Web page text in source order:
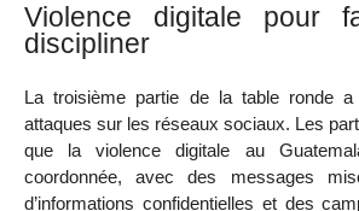
Violence digitale pour
discipliner
La troisième partie de la table ronde
attaques sur les réseaux sociaux. Les
que la violence digitale au
coordonnée, avec des messages
d’informations confidentielles et des